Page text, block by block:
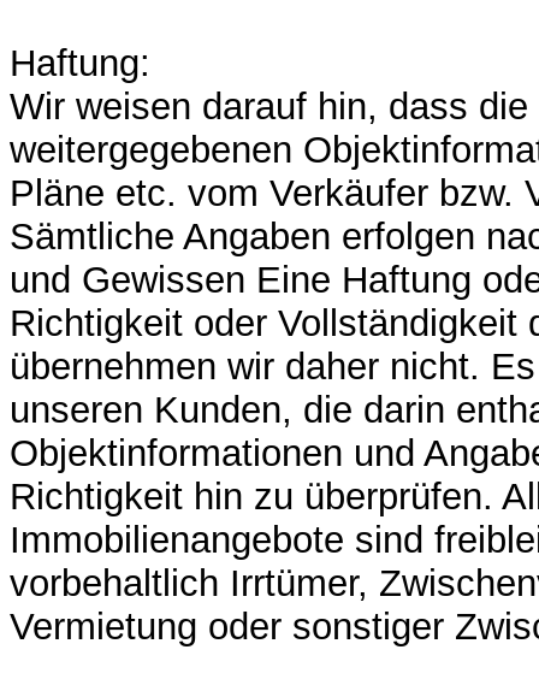
Haftung:
Wir weisen darauf hin, dass
weitergegebenen
Pläne etc. vom Verkäufer bzw.
Sämtliche Angaben erfolgen
und Gewissen Eine Haftung
Richtigkeit oder Vollständigkeit
übernehmen wir daher nicht.
unseren Kunden, die darin
Objektinformationen und
Richtigkeit hin zu überprüfen.
Immobilienangebote sind
vorbehaltlich Irrtümer,
Vermietung oder sonstiger